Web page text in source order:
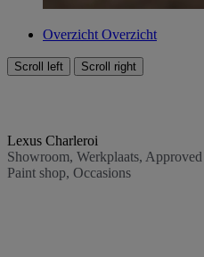
Overzicht Overzicht
Scroll left Scroll right
Lexus Charleroi
Showroom, Werkplaats,
Paint shop, Occasions